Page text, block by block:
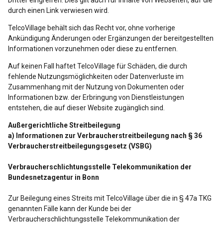
durch einen Link verwiesen wird.
TelcoVillage behält sich das Recht vor, ohne vorherige
Ankündigung Änderungen oder Ergänzungen der bereitgestellten
Informationen vorzunehmen oder diese zu entfernen.
Auf keinen Fall haftet TelcoVillage für Schäden, die durch
fehlende Nutzungsmöglichkeiten oder Datenverluste im
Zusammenhang mit der Nutzung von Dokumenten oder
Informationen bzw. der Erbringung von Dienstleistungen
entstehen, die auf dieser Website zugänglich sind.
Außergerichtliche Streitbeilegung
a) Informationen zur Verbraucherstreitbeilegung nach § 36
Verbraucherstreitbeilegungsgesetz (VSBG)
Verbraucherschlichtungsstelle Telekommunikation der
Bundesnetzagentur in Bonn
Zur Beilegung eines Streits mit TelcoVillage über die in § 47a TKG
genannten Fälle kann der Kunde bei der
Verbraucherschlichtungsstelle Telekommunikation der